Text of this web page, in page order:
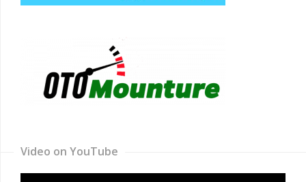
Video on YouTube